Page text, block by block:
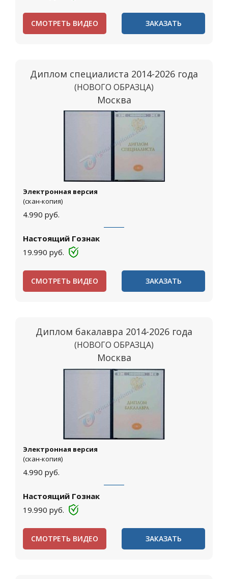
СМОТРЕТЬ ВИДЕО ЗАКАЗАТЬ
Диплом специалиста 2014-2026 года
(НОВОГО ОБРАЗЦА)
Москва
Электронная версия
(скан-копия)
4.990 руб.
Настоящий Гознак
19.990 руб.
СМОТРЕТЬ ВИДЕО ЗАКАЗАТЬ
Диплом бакалавра 2014-2026 года
(НОВОГО ОБРАЗЦА)
Москва
Электронная версия
(скан-копия)
4.990 руб.
Настоящий Гознак
19.990 руб.
СМОТРЕТЬ ВИДЕО ЗАКАЗАТЬ